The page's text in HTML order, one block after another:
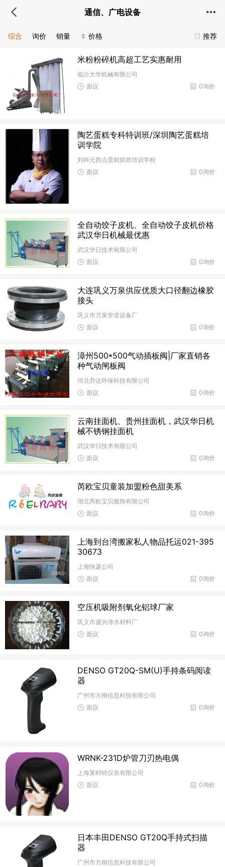
通信、广电设备
推荐
综合 询价 销量 价格
米粉粉碎机高超工艺实惠耐用
临沂大华机械有限公司
0询价
面议
陶艺蛋糕专科特训班/深圳陶艺蛋糕培
训学院
刘科元西点蛋糕烘焙培训学校
0询价
面议
全自动饺子皮机、全自动饺子皮机价格
武汉华日机械最优惠
武汉华日技术有限公司
0询价
面议
大连巩义万泉供应优质大口径翻边橡胶
接头​
巩义市万泉管道设备厂
0询价
面议
漳州500*500气动插板阀|厂家直销各
种气动闸板阀
河北乔达环保科技有限公司
0询价
面议
云南挂面机、贵州挂面机，武汉华日机
械不锈钢挂面机
武汉华日技术有限公司
0询价
面议
芮欧宝贝童装加盟粉色甜美系
湖北芮欧宝贝服饰有限公司
0询价
面议
上海到台湾搬家私人物品托运021-395
30673
上海快递公司
0询价
面议
空压机吸附剂氧化铝球厂家
巩义市盛兴净水材料厂
0询价
面议
DENSO GT20Q-SM(U)手持条码阅读
器
广州市方桐信息科技有限公司
0询价
面议
WRNK-231D炉管刀刃热电偶
上海莱时特仪表有限公司
0询价
面议
日本丰田DENSO GT20Q手持式扫描
器
广州市方桐信息科技有限公司